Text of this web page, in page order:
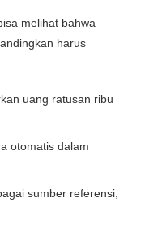
melihat bahwa
harus
uang ratusan ribu
otomatis dalam
sumber referensi,